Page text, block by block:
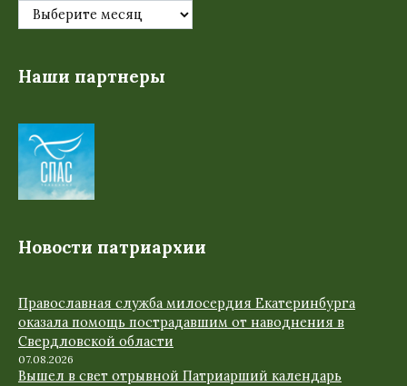
Наши партнеры
Новости патриархии
Православная служба милосердия Екатеринбурга
оказала помощь пострадавшим от наводнения в
Свердловской области
07.08.2026
Вышел в свет отрывной Патриарший календарь